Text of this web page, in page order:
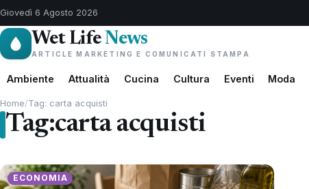
Giovedì 6 Agosto 2026
Wet LifeNews
ARTICLE MARKETING E COMUNICATI STAMPA
Ambiente Attualità Cucina Cultura Eventi Moda
Home/Tag: carta acquisti
Tag:carta acquisti
ECONOMIA